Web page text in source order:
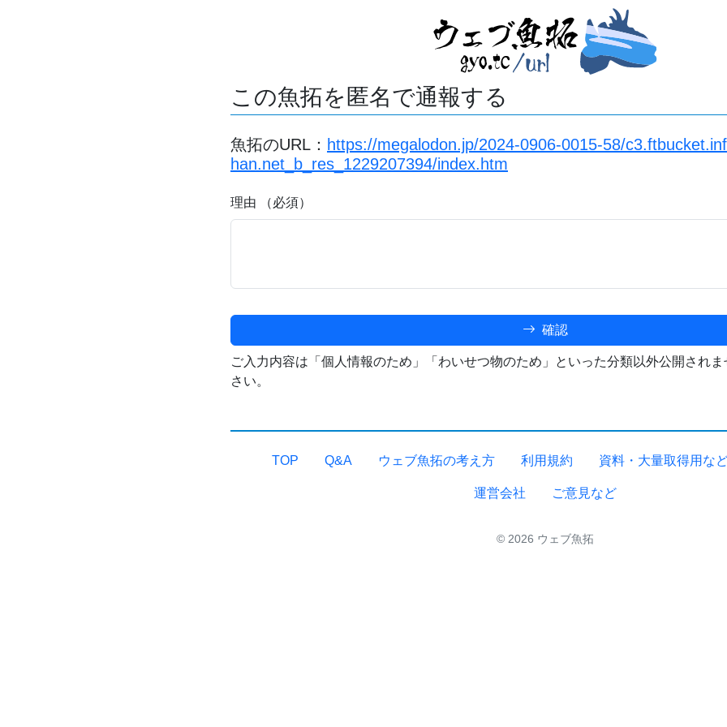
この魚拓を匿名で通報する
魚拓のURL： https://megalodon.jp/2024-0906-0015-58/
han.net_b_res_1229207394/index.htm
理由 （必須）
確認
ご入力内容は「個人情報のため」「わいせつ物のため」といった分類以外公開され
さい。
TOP Q&A ウェブ魚拓の考え方 利用規約 資料・大量取得用な
運営会社 ご意見など
© 2026 ウェブ魚拓